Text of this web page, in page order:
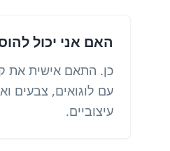
האם אני יכול
עם לוגואים, צבעים
עיצוביים.